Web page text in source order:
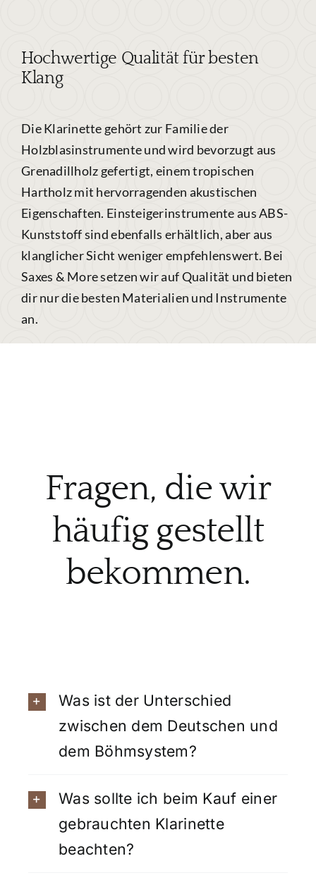
Hochwertige Qualität für besten
Klang
Die Klarinette gehört zur Familie der
Holzblasinstrumente und wird bevorzugt aus
Grenadillholz gefertigt, einem tropischen
Hartholz mit hervorragenden akustischen
Eigenschaften. Einsteigerinstrumente aus ABS-
Kunststoff sind ebenfalls erhältlich, aber aus
klanglicher Sicht weniger empfehlenswert. Bei
Saxes & More setzen wir auf Qualität und bieten
dir nur die besten Materialien und Instrumente
an.
Fragen, die wir
häufig gestellt
bekommen.
Was ist der Unterschied
zwischen dem Deutschen und
dem Böhmsystem?
Was sollte ich beim Kauf einer
gebrauchten Klarinette
beachten?